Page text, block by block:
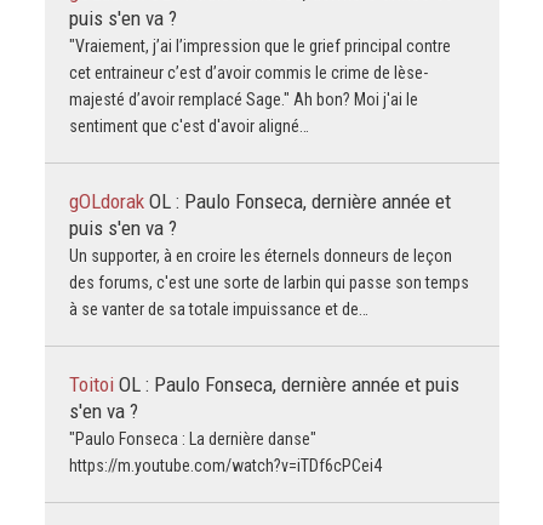
puis s'en va ?
"Vraiement, j’ai l’impression que le grief principal contre
cet entraineur c’est d’avoir commis le crime de lèse-
majesté d’avoir remplacé Sage." Ah bon? Moi j'ai le
sentiment que c'est d'avoir aligné…
gOLdorak OL : Paulo Fonseca, dernière année et
puis s'en va ?
Un supporter, à en croire les éternels donneurs de leçon
des forums, c'est une sorte de larbin qui passe son temps
à se vanter de sa totale impuissance et de…
Toitoi OL : Paulo Fonseca, dernière année et puis
s'en va ?
"Paulo Fonseca : La dernière danse"
https://m.youtube.com/watch?v=iTDf6cPCei4